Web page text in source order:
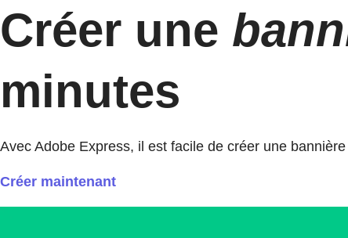
Créer une
minutes
Avec Adobe Express, il est facile de créer une
Créer maintenant